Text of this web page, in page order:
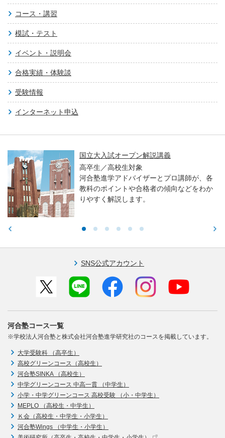
コース・講習
模試・テスト
イベント・説明会
合格実績・体験談
受験情報
インターネット申込
国立大入試オープン解説講義
高卒生／高校生対象
河合塾進学アドバイザーとプロ講師が、各
教科のポイントや合格者の傾向などをわか
りやすく解説します。
SNS公式アカウント
河合塾コース一覧
※学校法人河合塾と株式会社河合塾進学研究社のコースを掲載しています。
大学受験科 （高卒生）
高校グリーンコース（高校生）
河合塾SINKA （高校生）
中学グリーンコース 中高一貫 （中学生）
小学・中学グリーンコース 高校受験 （小・中学生）
MEPLO （高校生・中学生）
Ｋ会（高校生・中学生・小学生）
河合塾Wings （中学生・小学生）